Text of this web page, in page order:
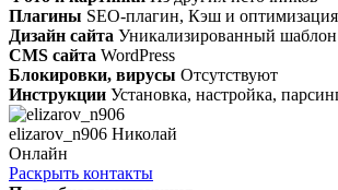
Плагины SEO-плагин, Кэш и оптимизация
Дизайн сайта Уникализированный шаблон
CMS сайта WordPress
Блокировки, вирусы Отсутствуют
Инструкции Установка, настройка,
elizarov_n906 Николай
Онлайн
Раскрыть контакты